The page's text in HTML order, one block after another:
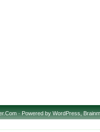
· Powered byWordPress,